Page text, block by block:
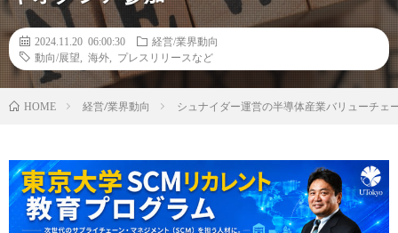
2024.11.20 06:00:30
経営/業界動向
動向/展望
海外 プレスリリースなど
HOME 経営/業界動向 シュナイダー運営の半導体産業バリューチェ